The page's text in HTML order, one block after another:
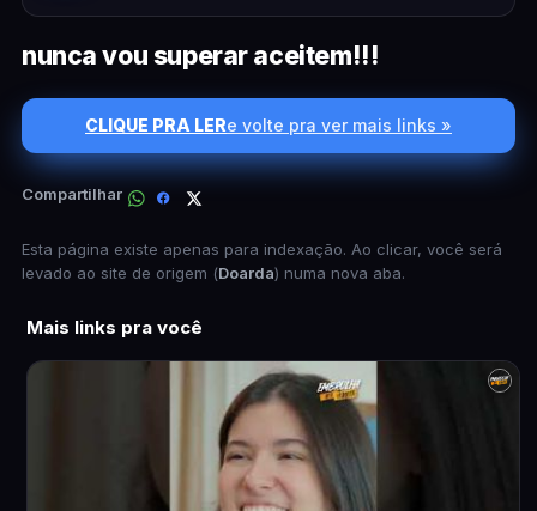
nunca vou superar aceitem!!!
CLIQUE PRA LERe volte pra ver mais links »
Compartilhar
Esta página existe apenas para indexação. Ao clicar, você será
levado ao site de origem (Doarda) numa nova aba.
Mais links pra você